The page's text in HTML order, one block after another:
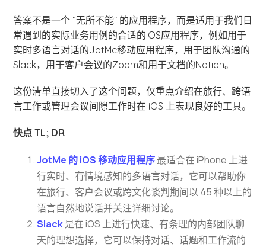
答案不是一个 “无所不能” 的应用程序，而是适用于我们日
常遇到的实际业务用例的合适的iOS应用程序，例如用于
实时多语言对话的JotMe移动应用程序，用于团队沟通的
Slack，用于客户会议的Zoom和用于文档的Notion。
这份清单直接切入了这个问题，仅重点介绍在旅行、跨语
言工作或管理会议间隙工作时在 iOS 上表现良好的工具。
快点 TL; DR
JotMe 的 iOS 移动应用程序最适合在 iPhone 上进
行实时、有情境感知的多语言对话，它可以帮助你
在旅行、客户会议或跨文化谈判期间以 45 种以上的
语言自然地说话并关注详细讨论。
Slack是在 iOS 上进行快速、有条理的内部团队聊
天的理想选择，它可以保持对话、话题和工作流的